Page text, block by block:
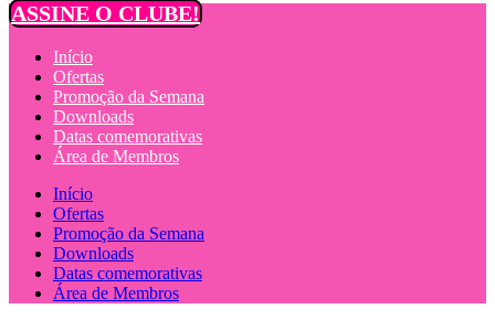
ASSINE O CLUBE!
Início
Ofertas
Promoção da Semana
Downloads
Datas comemorativas
Área de Membros
Início
Ofertas
Promoção da Semana
Downloads
Datas comemorativas
Área de Membros